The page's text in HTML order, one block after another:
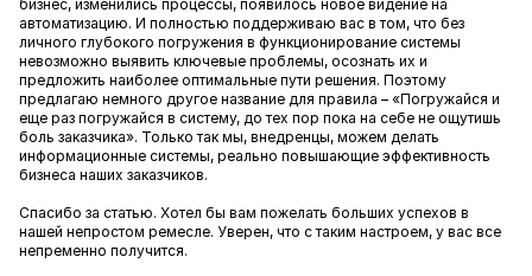
бизнес, изменились процессы, появилось новое видение на
автоматизацию. И полностью поддерживаю вас в том, что без
личного глубокого погружения в функционирование системы
невозможно выявить ключевые проблемы, осознать их и
предложить наиболее оптимальные пути решения. Поэтому
предлагаю немного другое название для правила – «Погружайся и
еще раз погружайся в систему, до тех пор пока на себе не ощутишь
боль заказчика». Только так мы, внедренцы, можем делать
информационные системы, реально повышающие эффективность
бизнеса наших заказчиков.
Спасибо за статью. Хотел бы вам пожелать больших успехов в
нашей непростом ремесле. Уверен, что с таким настроем, у вас все
непременно получится.